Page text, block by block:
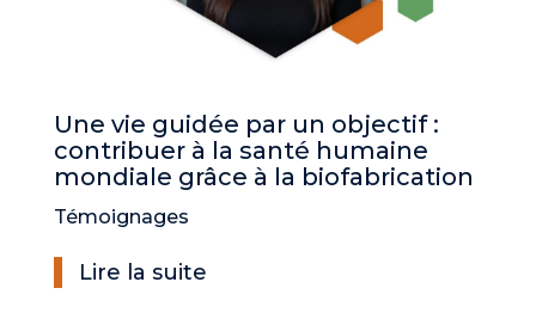
Une vie guidée par un objectif :
contribuer à la santé humaine
mondiale grâce à la biofabrication
Témoignages
Lire la suite